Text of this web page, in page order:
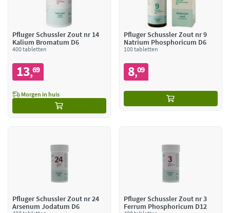
Pfluger Schussler Zout nr 14
Kalium Bromatum D6
400 tabletten
13,69
Morgen in huis
Pfluger Schussler Zout nr 9
Natrium Phosphoricum D6
100 tabletten
8,09
Pfluger Schussler Zout nr 24
Arsenum Jodatum D6
Pfluger Schussler Zout nr 3
Ferrum Phosphoricum D12